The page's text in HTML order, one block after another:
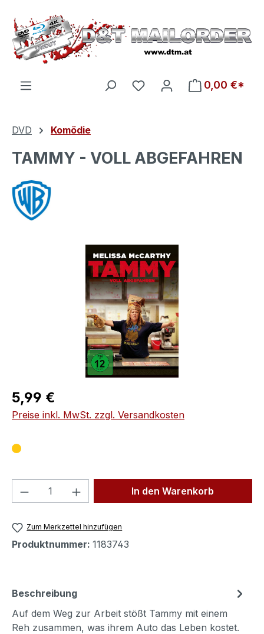
Zum Hauptinhalt springen
Du hast 0 Produkte auf
0,00 €*
DVD Komödie
TAMMY - VOLL ABGEFAHREN
Bildergalerie überspringen
Regulärer Preis:
5,99 €
Preise inkl. MwSt. zzgl. Versandkosten
Produkt Anzahl: Gib denIn den Warenkorb
Zum Merkzettel hinzufügen
Produktnummer: 1183743
Beschreibung
Auf dem Weg zur Arbeit stößt Tammy mit einem
Reh zusammen, was ihrem Auto das Leben kostet.